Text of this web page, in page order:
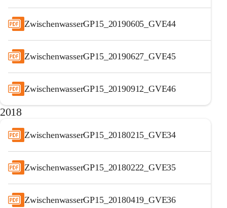
ZwischenwasserGP15_20190605_GVE44
ZwischenwasserGP15_20190627_GVE45
ZwischenwasserGP15_20190912_GVE46
2018
ZwischenwasserGP15_20180215_GVE34
ZwischenwasserGP15_20180222_GVE35
ZwischenwasserGP15_20180419_GVE36